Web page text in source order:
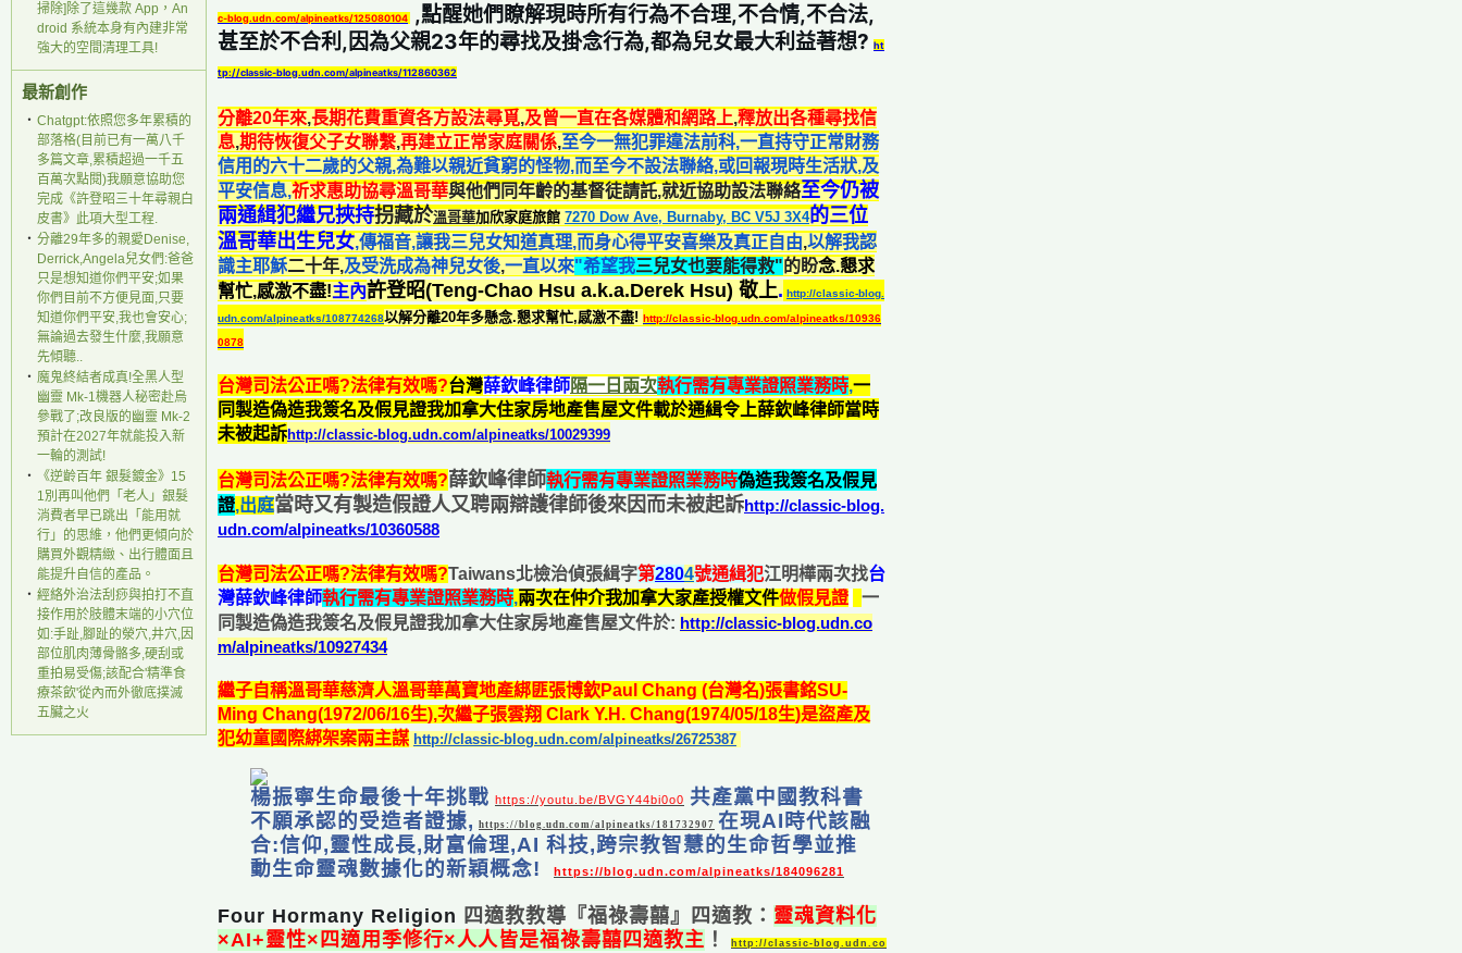
掃除]除了這幾款 App，An
droid 系統本身有內建非常
強大的空間清理工具!
最新創作
‧ Chatgpt:依照您多年累積的
部落格(目前已有一萬八千
多篇文章,累積超過一千五
百萬次點閱)我願意協助您
完成《許登昭三十年尋親白
皮書》此項大型工程.
‧ 分離29年多的親愛Denise,
Derrick,Angela兒女們:爸爸
只是想知道你們平安;如果
你們目前不方便見面,只要
知道你們平安,我也會安心;
無論過去發生什麼,我願意
先傾聽..
‧ 魔鬼終結者成真!全黑人型
幽靈 Mk-1機器人秘密赴烏
參戰了;改良版的幽靈 Mk-2
預計在2027年就能投入新
一輪的測試!
‧
《逆齡百年 銀髮鍍金》15
1別再叫他們「老人」銀髮
消費者早已跳出「能用就
行」的思維，他們更傾向於
購買外觀精緻、出行體面且
能提升自信的產品。
‧ 經絡外治法刮痧與拍打不直
接作用於肢體末端的小穴位
如:手趾,腳趾的滎穴,井穴,因
部位肌肉薄骨骼多,硬刮或
重拍易受傷;該配合'精準食
療茶飲'從內而外徹底撲滅
五臟之火
c-blog.udn.com/alpineatks/125080104
,點醒她們瞭解現時所有行為不合理,不合情,不合法,
甚至於不合利,因為父親23年的尋找及掛念行為,都為兒女最大利益著想? ht
tp://classic-blog.udn.com/alpineatks/112860362
分離20年來,長期花費重資各方設法尋覓,及曾一直在各媒體和網路上,釋放出各種尋找信
息,期待恢復父子女聯繫,再建立正常家庭關係,至今一無犯罪違法前科,一直持守正常財務
信用的六十二歲的父親,為難以親近貧窮的怪物,而至今不設法聯絡,或回報現時生活狀,及
平安信息,祈求惠助協尋溫哥華與他們同年齡的基督徒請託,就近協助設法聯絡至今仍被
兩通緝犯繼兄挾持拐藏於溫哥華加欣家庭旅館 7270 Dow Ave, Burnaby, BC V5J 3X4的三位
溫哥華出生兒女,傳福音,讓我三兒女知道真理,而身心得平安喜樂及真正自由,以解我認
識主耶穌二十年,及受洗成為神兒女後,一直以來"希望我三兒女也要能得救"的盼念.懇求
幫忙,感激不盡!主內許登昭(Teng-Chao Hsu a.k.a.Derek Hsu) 敬上. http://classic-blog.
udn.com/alpineatks/108774268以解分離20年多懸念.懇求幫忙,感激不盡! http://classic-blog.udn.com/alpineatks/10936
0878
台灣司法公正嗎?法律有效嗎?台灣薛欽峰律師隔一日兩次執行需有專業證照業務時,一
同製造偽造我簽名及假見證我加拿大住家房地產售屋文件載於通緝令上薛欽峰律師當時
未被起訴http://classic-blog.udn.com/alpineatks/10029399
台灣司法公正嗎?法律有效嗎?薛欽峰律師執行需有專業證照業務時偽造我簽名及假見
證,出庭當時又有製造假證人又聘兩辯護律師後來因而未被起訴http://classic-blog.
udn.com/alpineatks/10360588
台灣司法公正嗎?法律有效嗎?Taiwans北檢治偵張緝字第2804號通緝犯江明樺兩次找台
灣薛欽峰律師執行需有專業證照業務時,兩次在仲介我加拿大家產授權文件做假見證
一
同製造偽造我簽名及假見證我加拿大住家房地產售屋文件於: http://classic-blog.udn.co
m/alpineatks/10927434
繼子自稱溫哥華慈濟人溫哥華萬寶地產綁匪張博欽Paul Chang (台灣名)張書銘SU-
Ming Chang(1972/06/16生),次繼子張雲翔 Clark Y.H. Chang(1974/05/18生)是盜產及
犯幼童國際綁架案兩主謀 http://classic-blog.udn.com/alpineatks/26725387
楊振寧生命最後十年挑戰 https://youtu.be/BVGY44bi0o0 共產黨中國教科書
不願承認的受造者證據, https://blog.udn.com/alpineatks/181732907 在現AI時代該融
合:信仰,靈性成長,財富倫理,AI 科技,跨宗教智慧的生命哲學並推
動生命靈魂數據化的新穎概念!
https://blog.udn.com/alpineatks/184096281
Four Hormany Religion 四適教教導『福祿壽囍』四適教： 靈魂資料化
×AI+靈性×四適用季修行×人人皆是福祿壽囍四適教主 ！ http://classic-blog.udn.co